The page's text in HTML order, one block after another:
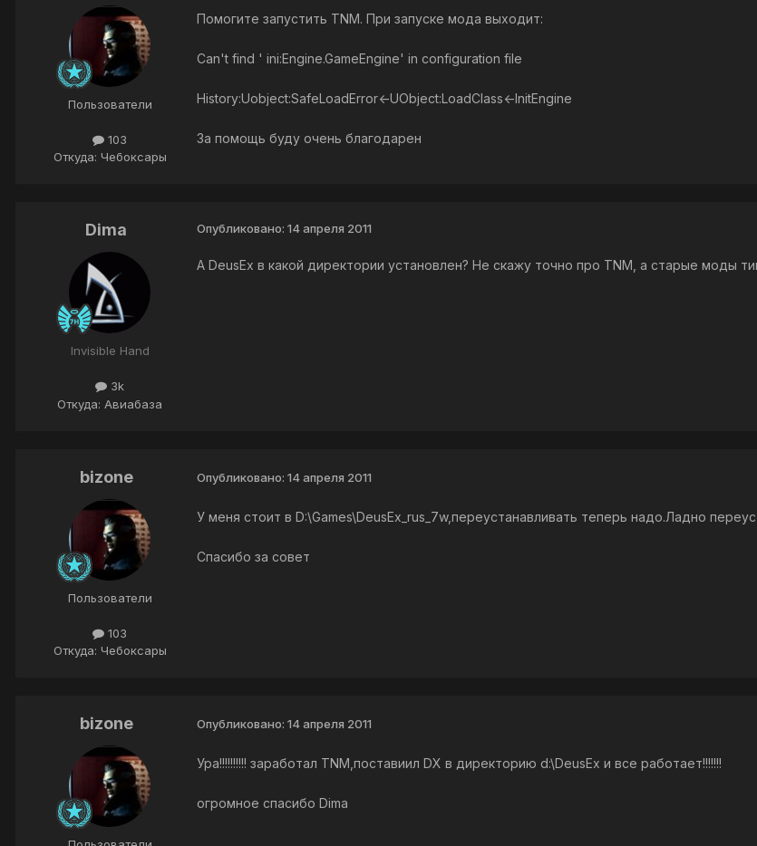
Пользователи
103
Откуда: Чебоксары
Помогите запустить TNM. При запуске мода выходит:
Can't find ' ini:Engine.GameEngine' in configuration file
History:Uobject:SafeLoadError<-UObject:LoadClass<-InitEngine
За помощь буду очень благодарен
Dima
Invisible Hand
3k
Откуда: Авиабаза
Опубликовано: 14 апреля 2011
А DeusEx в какой директории установлен? Не скажу точно про TNM, а старые моды
bizone
Пользователи
103
Откуда: Чебоксары
Опубликовано: 14 апреля 2011
У меня стоит в D:\Games\DeusEx_rus_7w,переустанавливать теперь надо.Ладно
Спасибо за совет
bizone Опубликовано: 14 апреля 2011
Ура!!!!!!!!!! заработал TNM,поставиил DX в директорию d:\DeusEx и все работает!!!!!!!
огромное спасибо Dima